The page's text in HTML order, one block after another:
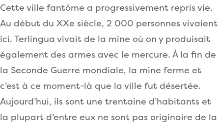
Cette ville fantôme a progressivement repris vie.
Au début du XXe siècle, 2 000 personnes vivaient
ici. Terlingua vivait de la mine où on y produisait
également des armes avec le mercure. À la fin de
la Seconde Guerre mondiale, la mine ferme et
c’est à ce moment-là que la ville fut désertée.
Aujourd’hui, ils sont une trentaine d’habitants et
la plupart d’entre eux ne sont pas originaire de la